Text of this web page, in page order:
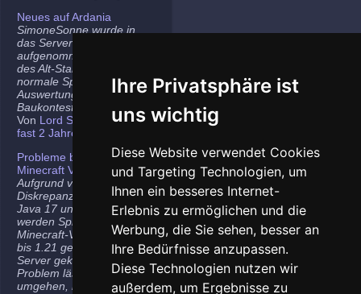
Ihre Privatsphäre ist
uns wichtig
Diese Website verwendet Cookies
und Targeting Technologien, um
Ihnen ein besseres Internet-
Erlebnis zu ermöglichen und die
Werbung, die Sie sehen, besser an
Ihre Bedürfnisse anzupassen.
Diese Technologien nutzen wir
außerdem, um Ergebnisse zu
Neues auf Ardania
SimoneSonne wurde in
das Server-Team
aufgenommen, Freigabe
des Alt-Stammi Ranges für
normale Spieler,
Auswertung des letzten
Baukontest.
Von Lord Sandukhanvor
fast 2 Jahren
Probleme bei neueren
Minecraft Versionen
Aufgrund von
Diskrepanzen zwischen
Java 17 und Java 21
werden Spieler auf den
Minecraft-Versionen 1.20.5
bis 1.21 gelegentlich vom
Server gekickt. Das
Problem lässt sich
umgehen, indem ihr die